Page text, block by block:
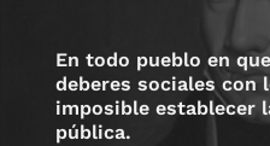
En todo pueblo en
deberes sociales con
imposible establecer
pública.